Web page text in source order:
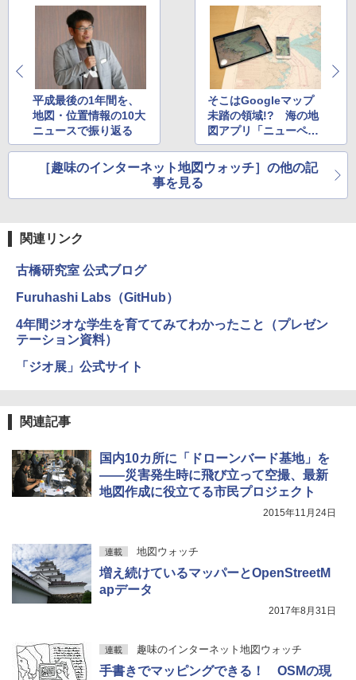
平成最後の1年間を、
地図・位置情報の10大
ニュースで振り返る
そこはGoogleマップ
未踏の領域!? 海の地
図アプリ「ニューペッ
クスマート」が本気す
ぎて法定備品に認可
［趣味のインターネット地図ウォッチ］の他の記
事を見る
関連リンク
古橋研究室 公式ブログ
Furuhashi Labs（GitHub）
4年間ジオな学生を育ててみてわかったこと（プレゼン
テーション資料）
「ジオ展」公式サイト
関連記事
国内10カ所に「ドローンバード基地」を
――災害発生時に飛び立って空撮、最新
地図作成に役立てる市民プロジェクト
2015年11月24日
連載 地図ウォッチ
増え続けているマッパーとOpenStreetM
apデータ
2017年8月31日
連載 趣味のインターネット地図ウォッチ
手書きでマッピングできる！ OSMの現